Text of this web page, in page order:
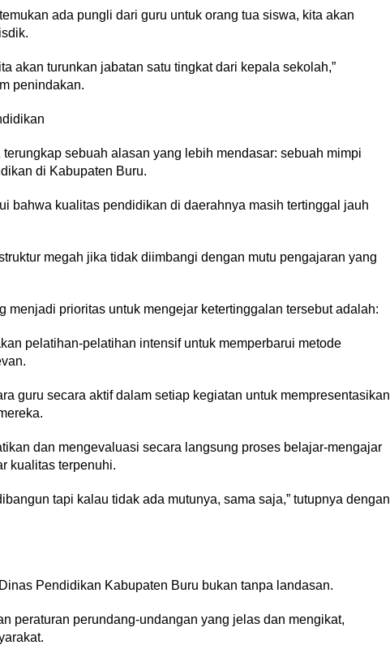
ada pungli dari guru untuk orang tua siswa, kita akan
akan turunkan jabatan satu tingkat dari kepala sekolah,”
penindakan.
sebuah alasan yang lebih mendasar: sebuah mimpi
di Kabupaten Buru.
bahwa kualitas pendidikan di daerahnya masih tertinggal jauh
megah jika tidak diimbangi dengan mutu pengajaran yang
menjadi prioritas untuk mengejar ketertinggalan tersebut adalah:
pelatihan-pelatihan intensif untuk memperbarui metode
guru secara aktif dalam setiap kegiatan untuk mempresentasikan
dan mengevaluasi secara langsung proses belajar-mengajar
kualitas terpenuhi.
tapi kalau tidak ada mutunya, sama saja,” tutupnya dengan
Pendidikan Kabupaten Buru bukan tanpa landasan.
peraturan perundang-undangan yang jelas dan mengikat,